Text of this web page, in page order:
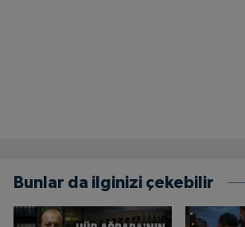
Bunlar da ilginizi çekebilir